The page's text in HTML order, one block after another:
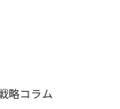
略コラム